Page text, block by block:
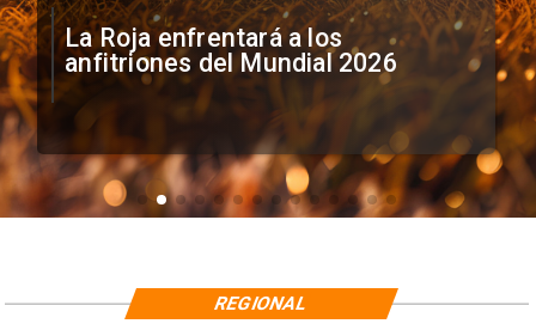
La Roja enfrentará a los
anfitriones del Mundial 2026
REGIONAL